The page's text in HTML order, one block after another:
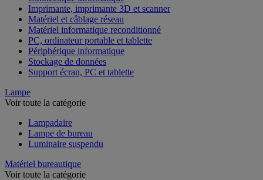
Imprimante, imprimante 3D et scanner
Matériel et câblage réseau
Matériel informatique reconditionné
PC, ordinateur portable et tablette
Périphérique informatique
Stockage de données
Support écran, PC et tablette
Lampe
Voir toute la catégorie
Lampadaire
Lampe de bureau
Luminaire suspendu
Matériel bureautique
Voir toute la catégorie